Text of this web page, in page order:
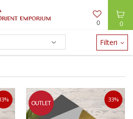
0
0
-20% - zalihe brzo nestaju!
Filteri
% 33%